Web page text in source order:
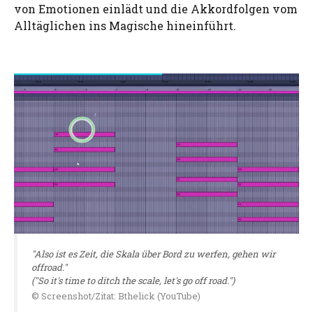
von Emotionen einlädt und die Akkordfolgen vom
Alltäglichen ins Magische hineinführt.
"Also ist es Zeit, die Skala über Bord zu werfen, gehen wir
offroad."
("So it's time to ditch the scale, let's go off road.")
© Screenshot/Zitat: Bthelick (YouTube)